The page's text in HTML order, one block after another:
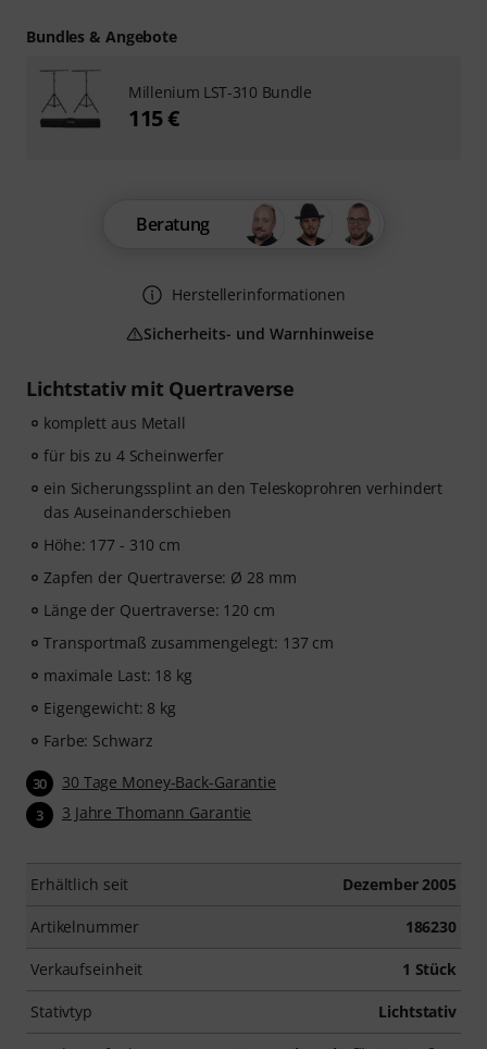
Lichtstativ mit Quertraverse
komplett aus Metall
für bis zu 4 Scheinwerfer
ein Sicherungssplint an den Teleskoprohren verhindert
das Auseinanderschieben
Höhe: 177 - 310 cm
Zapfen der Quertraverse: Ø 28 mm
Länge der Quertraverse: 120 cm
Transportmaß zusammengelegt: 137 cm
maximale Last: 18 kg
Eigengewicht: 8 kg
Farbe: Schwarz
30 30 Tage Money-Back-Garantie
3 3 Jahre Thomann Garantie
Erhältlich seit Dezember 2005
Artikelnummer 186230
Verkaufseinheit 1 Stück
Stativtyp Lichtstativ
Beratung
Herstellerinformationen
Sicherheits- und Warnhinweise
Bundles & Angebote
Millenium LST-310 Bundle
115 €